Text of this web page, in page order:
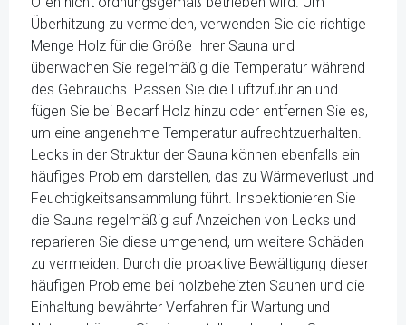
Überhitzung zu vermeiden, verwenden Sie die richtige
Menge Holz für die Größe Ihrer Sauna und
überwachen Sie regelmäßig die Temperatur während
des Gebrauchs. Passen Sie die Luftzufuhr an und
fügen Sie bei Bedarf Holz hinzu oder entfernen Sie es,
um eine angenehme Temperatur aufrechtzuerhalten.
Lecks in der Struktur der Sauna können ebenfalls ein
häufiges Problem darstellen, das zu Wärmeverlust und
Feuchtigkeitsansammlung führt. Inspektionieren Sie
die Sauna regelmäßig auf Anzeichen von Lecks und
reparieren Sie diese umgehend, um weitere Schäden
zu vermeiden. Durch die proaktive Bewältigung dieser
häufigen Probleme bei holzbeheizten Saunen und die
Einhaltung bewährter Verfahren für Wartung und